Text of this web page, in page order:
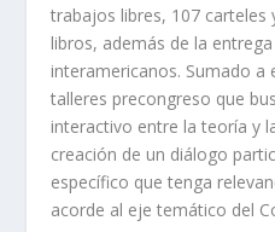
trabajos libres, 107 carteles
libros, además de la
interamericanos. Sumado a
talleres precongreso que
interactivo entre la teoría y
creación de un diálogo
específico que tenga
acorde al eje temático del